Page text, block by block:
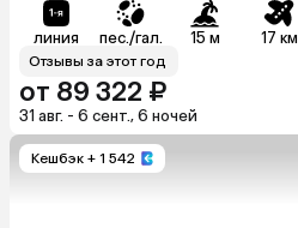
линия пес./гал. 15 м 17 км
Отзывы за этот год
от 89 322 ₽
31 авг. - 6 сент., 6 ночей
Кешбэк + 1 542